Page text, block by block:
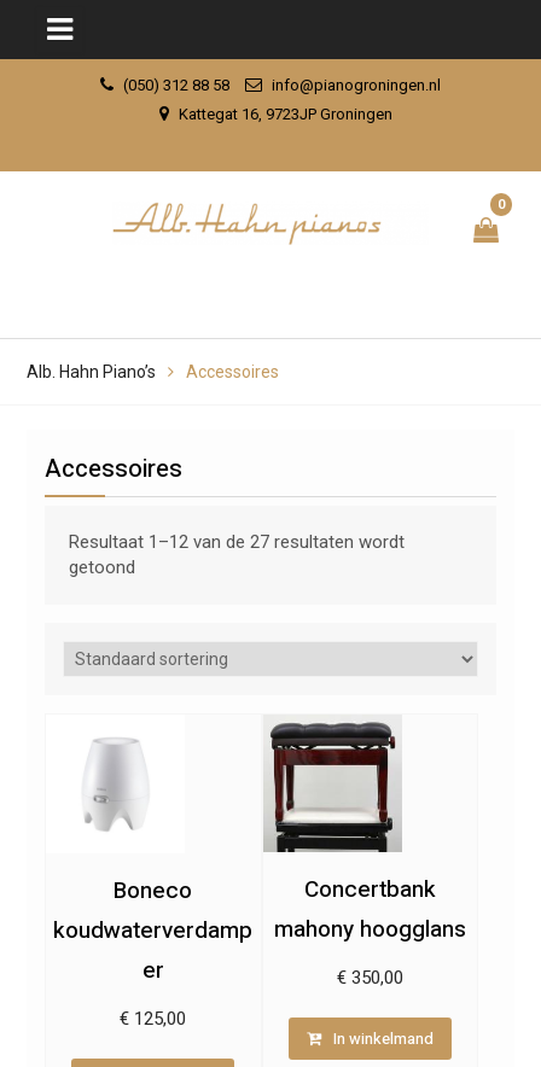
(050) 312 88 58
info@pianogroningen.nl
Kattegat 16, 9723JP Groningen
0
Alb. Hahn Piano’s Accessoires
Accessoires
Resultaat 1–12 van de 27 resultaten wordt
getoond
Boneco
koudwaterverdamp
er
€ 125,00
Concertbank
mahony hoogglans
€350,00
In winkelmand